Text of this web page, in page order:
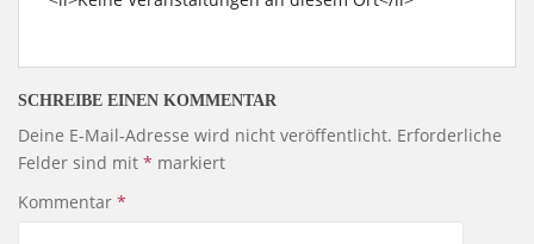
SCHREIBE EINEN KOMMENTAR
Deine E-Mail-Adresse wird nicht veröffentlicht. Erforderliche
Felder sind mit * markiert
Kommentar *